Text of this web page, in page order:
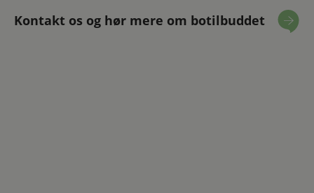
Kontakt os og hør mere om botilbuddet